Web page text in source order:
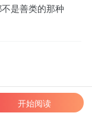
是善类的那种
有了 告诉我一声呗
没有更新
开始阅读